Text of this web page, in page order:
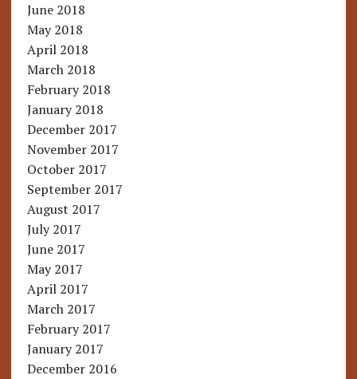
June 2018
May 2018
April 2018
March 2018
February 2018
January 2018
December 2017
November 2017
October 2017
September 2017
August 2017
July 2017
June 2017
May 2017
April 2017
March 2017
February 2017
January 2017
December 2016